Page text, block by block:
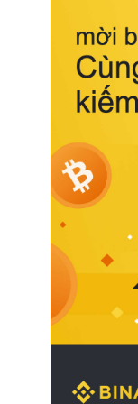
hồi
cột
Bên
sản
tế
thời
thêm
động
2.
ngủ
Để sở
cao
nhắc